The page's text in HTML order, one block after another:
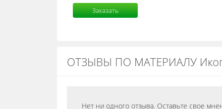
Заказать
расчет
ОТЗЫВЫ ПО МАТЕРИАЛУ
Нет ни одного отзыва. Оставьте свое